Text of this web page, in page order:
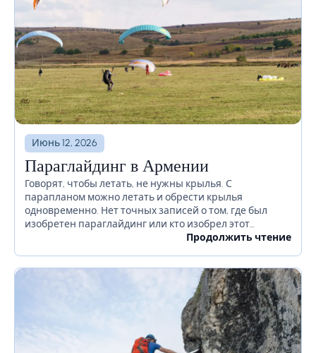
Июнь 12, 2026
Параглайдинг в Армении
Говорят, чтобы летать, не нужны крылья. С
парапланом можно летать и обрести крылья
одновременно. Нет точных записей о том, где был
изобретен параглайдинг или кто изобрел этот
соревновательный приключенческий спорт. Но есть
Продолжить чтение